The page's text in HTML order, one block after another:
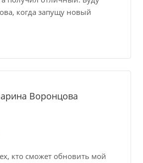
когда запущу новый
Воронцова
кто сможет обновить мой